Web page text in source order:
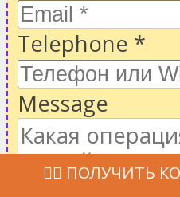
Telephone *
Message
‍👩‍⚕ ПОЛУЧИТЬ